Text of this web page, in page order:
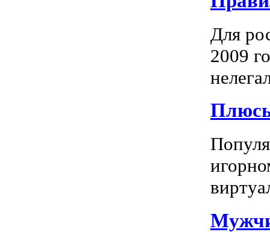
Для
2009